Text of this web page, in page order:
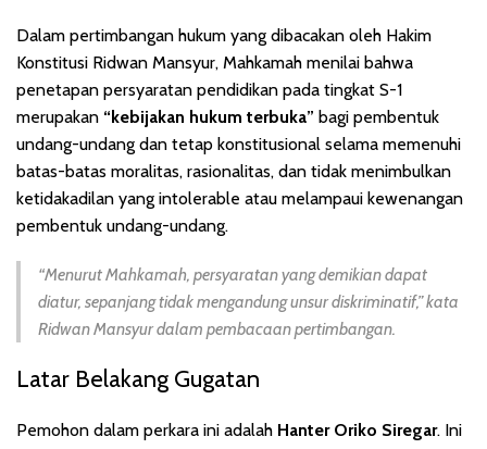
Dalam pertimbangan hukum yang dibacakan oleh Hakim
Konstitusi Ridwan Mansyur, Mahkamah menilai bahwa
penetapan persyaratan pendidikan pada tingkat S-1
merupakan “kebijakan hukum terbuka” bagi pembentuk
undang-undang dan tetap konstitusional selama memenuhi
batas-batas moralitas, rasionalitas, dan tidak menimbulkan
ketidakadilan yang intolerable atau melampaui kewenangan
pembentuk undang-undang.
“Menurut Mahkamah, persyaratan yang demikian dapat
diatur, sepanjang tidak mengandung unsur diskriminatif,” kata
Ridwan Mansyur dalam pembacaan pertimbangan.
Latar Belakang Gugatan
Pemohon dalam perkara ini adalah Hanter Oriko Siregar. Ini